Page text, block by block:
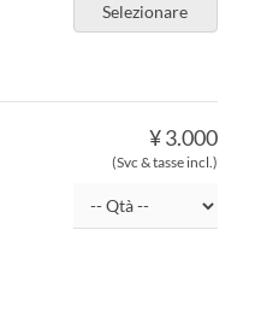
Selezionare
¥ 3.000
(Svc & tasse incl.)